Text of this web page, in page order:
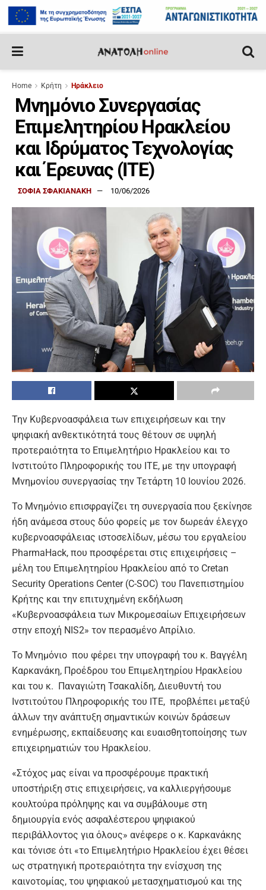
Home Κρήτη Ηράκλειο
​​​​​​​Μνημόνιο Συνεργασίας
Επιμελητηρίου Ηρακλείου
και Ιδρύματος Τεχνολογίας
και Έρευνας (ΙΤΕ)
ΣΟΦΙΑ ΣΦΑΚΙΑΝΑΚΗ 10/06/2026
Την Κυβερνοασφάλεια των επιχειρήσεων και την
ψηφιακή ανθεκτικότητά τους θέτουν σε υψηλή
προτεραιότητα το Επιμελητήριο Ηρακλείου και το
Ινστιτούτο Πληροφορικής του ΙΤΕ, με την υπογραφή
Μνημονίου συνεργασίας την Τετάρτη 10 Ιουνίου 2026.
Το Μνημόνιο επισφραγίζει τη συνεργασία που ξεκίνησε
ήδη ανάμεσα στους δύο φορείς με τον δωρεάν έλεγχο
κυβερνοασφάλειας ιστοσελίδων, μέσω του εργαλείου
PharmaHack, που προσφέρεται στις επιχειρήσεις –
μέλη του Επιμελητηρίου Ηρακλείου από το Cretan
Security Operations Center (C-SOC) του Πανεπιστημίου
Κρήτης και την επιτυχημένη εκδήλωση
«Κυβερνοασφάλεια των Μικρομεσαίων Επιχειρήσεων
στην εποχή NIS2» τον περασμένο Απρίλιο.
Το Μνημόνιο που φέρει την υπογραφή του κ. Βαγγέλη
Καρκανάκη, Προέδρου του Επιμελητηρίου Ηρακλείου
και του κ. Παναγιώτη Τσακαλίδη, Διευθυντή του
Ινστιτούτου Πληροφορικής του ΙΤΕ, προβλέπει μεταξύ
άλλων την ανάπτυξη σημαντικών κοινών δράσεων
ενημέρωσης, εκπαίδευσης και ευαισθητοποίησης των
επιχειρηματιών του Ηρακλείου.
«Στόχος μας είναι να προσφέρουμε πρακτική
υποστήριξη στις επιχειρήσεις, να καλλιεργήσουμε
κουλτούρα πρόληψης και να συμβάλουμε στη
δημιουργία ενός ασφαλέστερου ψηφιακού
περιβάλλοντος για όλους» ανέφερε ο κ. Καρκανάκης
και τόνισε ότι «το Επιμελητήριο Ηρακλείου έχει θέσει
ως στρατηγική προτεραιότητα την ενίσχυση της
καινοτομίας, του ψηφιακού μετασχηματισμού και της